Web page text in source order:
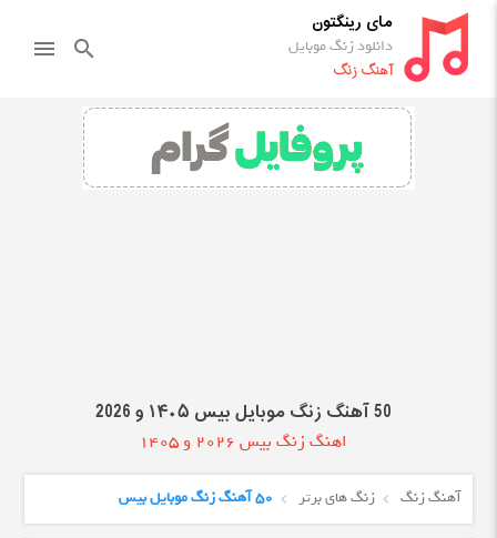
مای رینگتون
دانلود زنگ موبایل
آهنگ زنگ
search
menu
50 آهنگ زنگ موبایل بیس ۱۴۰۵ و 2026
اهنگ زنگ بیس 2026 و 1405
آهنگ زنگ زنگ های برتر 50 آهنگ زنگ موبایل بیس